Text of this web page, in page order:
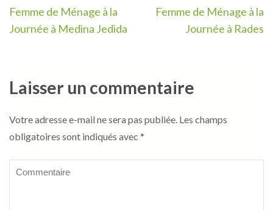
Navigation
de
Femme de Ménage à la
Journée à Medina Jedida
Femme de Ménage à la
Journée à Rades
Laisser un commentaire
Votre adresse e-mail ne sera pas publiée. Les champs
obligatoires sont indiqués avec *
Commentaire